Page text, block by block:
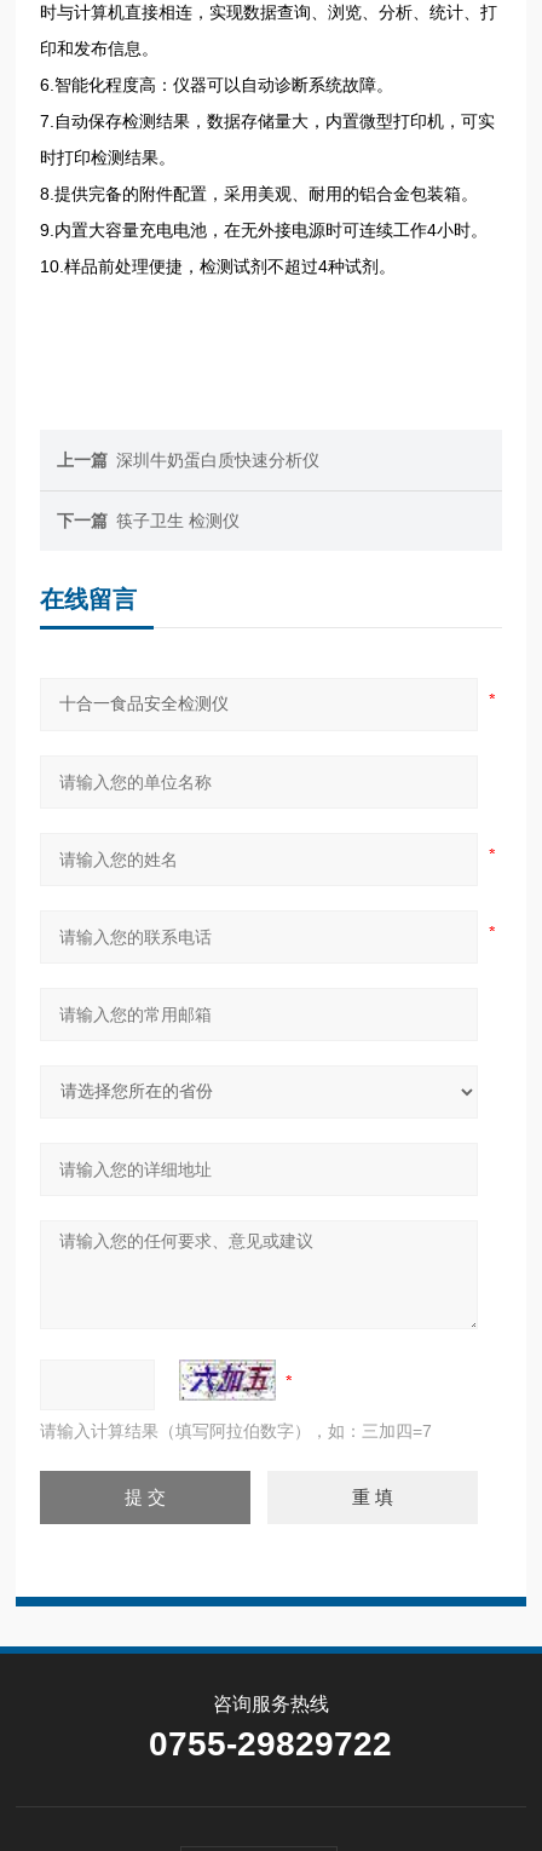
时与计算机直接相连，实现数据查询、浏览、分析、统计、打
印和发布信息。
6.智能化程度高：仪器可以自动诊断系统故障。
7.自动保存检测结果，数据存储量大，内置微型打印机，可实
时打印检测结果。
8.提供完备的附件配置，采用美观、耐用的铝合金包装箱。
9.内置大容量充电电池，在无外接电源时可连续工作4小时。
10.样品前处理便捷，检测试剂不超过4种试剂。
上一篇 深圳牛奶蛋白质快速分析仪
下一篇 筷子卫生 检测仪
在线留言
请输入计算结果（填写阿拉伯数字），如：三加四=7
咨询服务热线
0755-29829722